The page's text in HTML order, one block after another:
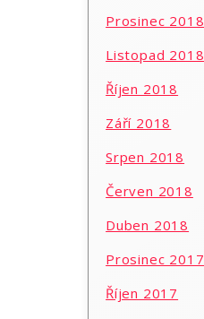
Prosinec 2018
Listopad 2018
Říjen 2018
Září 2018
Srpen 2018
Červen 2018
Duben 2018
Prosinec 2017
Říjen 2017